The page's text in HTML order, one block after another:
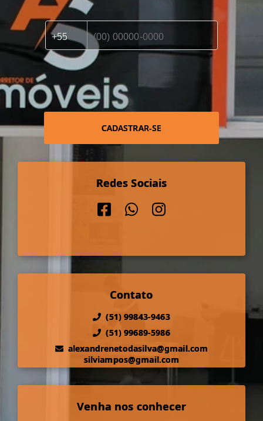
CADASTRAR-SE
Redes Sociais
Contato
(51) 99843-9463
(51) 99689-5986
alexandrenetodasilva@gmail.com
silviampos@gmail.com
Venha nos conhecer